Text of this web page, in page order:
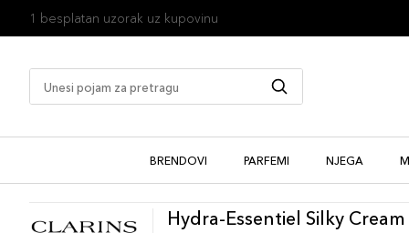
1 besplatan uzorak uz kupovinu
BRENDOVI PARFEMI NJEGA
Hydra-Essentiel Silky Cream